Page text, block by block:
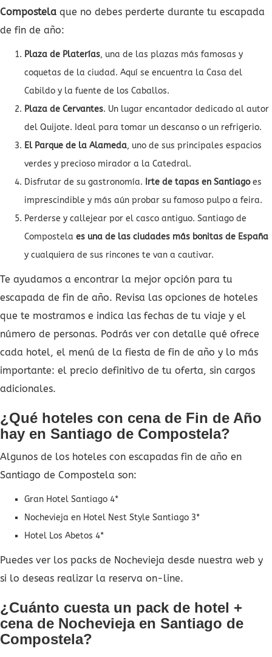
Compostela que no debes perderte durante tu escapada
de fin de año:
Plaza de Platerías, una de las plazas más famosas y
coquetas de la ciudad. Aquí se encuentra la Casa del
Cabildo y la fuente de los Caballos.
Plaza de Cervantes. Un lugar encantador dedicado al autor
del Quijote. Ideal para tomar un descanso o un refrigerio.
El Parque de la Alameda, uno de sus principales espacios
verdes y precioso mirador a la Catedral.
Disfrutar de su gastronomía. Irte de tapas en Santiagoes
imprescindible y más aún probar su famoso pulpo a feira.
Perderse y callejear por el casco antiguo. Santiago de
Compostela es una de las ciudades más bonitas de España
y cualquiera de sus rincones te van a cautivar.
Te ayudamos a encontrar la mejor opción para tu
escapada de fin de año. Revisa las opciones de hoteles
que te mostramos e indica las fechas de tu viaje y el
número de personas. Podrás ver con detalle qué ofrece
cada hotel, el menú de la fiesta de fin de año y lo más
importante: el precio definitivo de tu oferta, sin cargos
adicionales.
¿Qué hoteles con cena de Fin de Año
hay en Santiago de Compostela?
Algunos de los hoteles con escapadas fin de año en
Santiago de Compostela son:
Gran Hotel Santiago 4*
Nochevieja en Hotel Nest Style Santiago 3*
Hotel Los Abetos 4*
Puedes ver los packs de Nochevieja desde nuestra web y
si lo deseas realizar la reserva on-line.
¿Cuánto cuesta un pack de hotel +
cena de Nochevieja en Santiago de
Compostela?